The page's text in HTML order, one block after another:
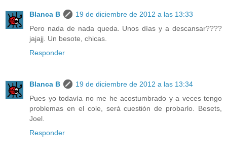
Blanca B
19 de diciembre de 2012 a las 13:33
Pero nada de nada queda. Unos días y a descansar????
jajajj. Un besote, chicas.
Responder
Blanca B
19 de diciembre de 2012 a las 13:34
Pues yo todavía no me he acostumbrado y a veces tengo
problemas en el cole, será cuestión de probarlo. Besets,
Joel.
Responder